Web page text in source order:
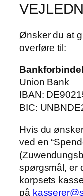
Ønsker du at
overføre til:
Union Bank
IBAN:
BIC:
Hvis du
ved en
spørgsmål, er
korpsets
på